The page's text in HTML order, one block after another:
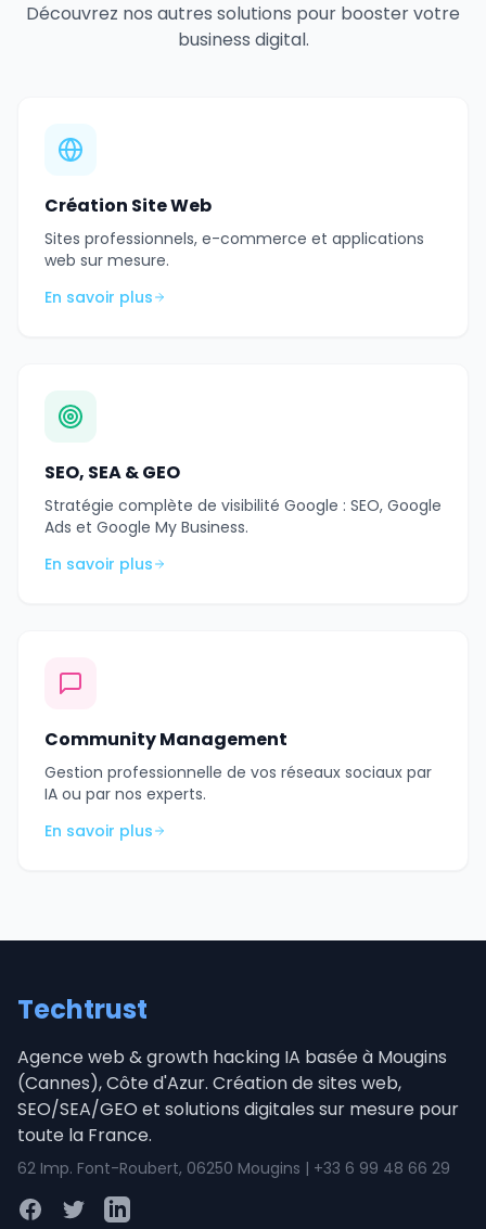
Découvrez nos autres solutions pour booster votre
business digital.
Création Site Web
Sites professionnels, e-commerce et applications
web sur mesure.
En savoir plus
SEO, SEA & GEO
Stratégie complète de visibilité Google : SEO, Google
Ads et Google My Business.
En savoir plus
Community Management
Gestion professionnelle de vos réseaux sociaux par
IA ou par nos experts.
En savoir plus
Techtrust
Agence web & growth hacking IA basée à Mougins
(Cannes), Côte d'Azur. Création de sites web,
SEO/SEA/GEO et solutions digitales sur mesure pour
toute la France.
62 Imp. Font-Roubert, 06250 Mougins | +33 6 99 48 66 29
FacebookTwitterLinkedIn